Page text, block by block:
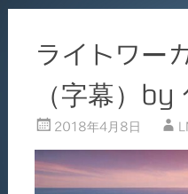
k
ライトワー
（字幕）by
2018年4月8日